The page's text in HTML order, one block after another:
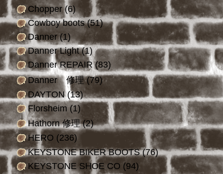
Chopper(6)
Cowboy boots(51)
Danner(1)
Danner Light(1)
Danner REPAIR(83)
Danner 修理(79)
DAYTON(13)
Florsheim(1)
Hathorn 修理(2)
HERO (236)
KEYSTONE BIKER BOOTS(76)
KEYSTONE SHOE CO (94)